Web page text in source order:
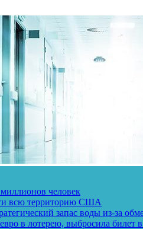
человек
всю территорию США
запас воды из-за
в лотерею, выбросила билет